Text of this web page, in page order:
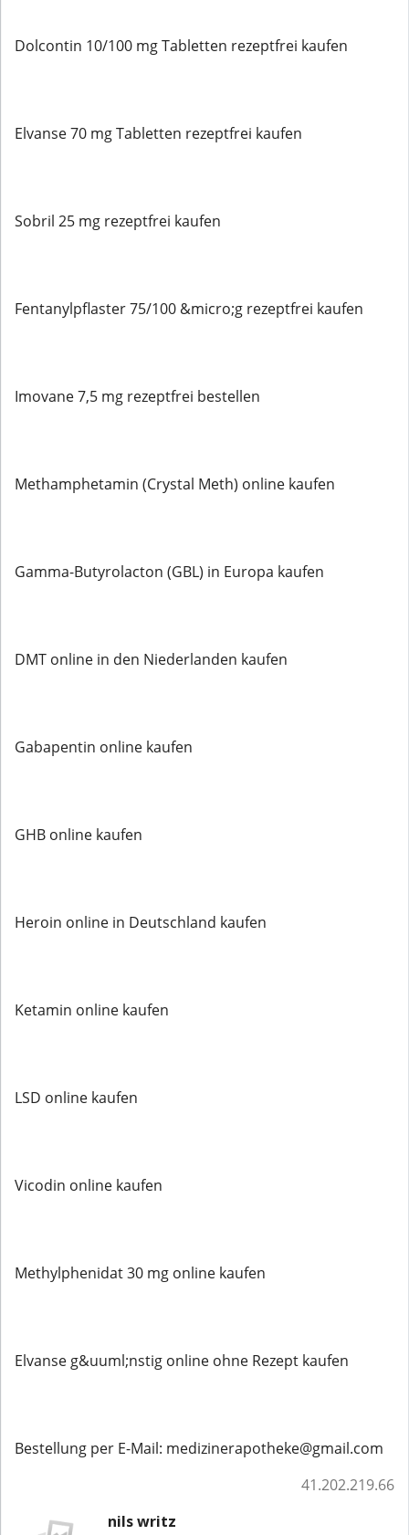
Dolcontin 10/100 mg Tabletten rezeptfrei kaufen
Elvanse 70 mg Tabletten rezeptfrei kaufen
Sobril 25 mg rezeptfrei kaufen
Fentanylpflaster 75/100 &micro;g rezeptfrei kaufen
Imovane 7,5 mg rezeptfrei bestellen
Methamphetamin (Crystal Meth) online kaufen
Gamma-Butyrolacton (GBL) in Europa kaufen
DMT online in den Niederlanden kaufen
Gabapentin online kaufen
GHB online kaufen
Heroin online in Deutschland kaufen
Ketamin online kaufen
LSD online kaufen
Vicodin online kaufen
Methylphenidat 30 mg online kaufen
Elvanse g&uuml;nstig online ohne Rezept kaufen
Bestellung per E-Mail: medizinerapotheke@gmail.com
41.202.219.66
nils writz